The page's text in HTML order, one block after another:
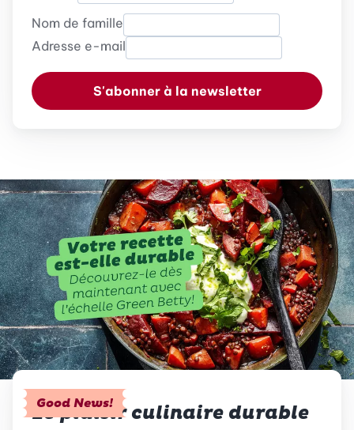
Nom de famille
Adresse e-mail
S'abonner à la newsletter
Good News!
Le plaisir culinaire durable